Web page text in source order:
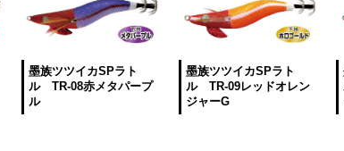
墨族ツツイカSPラト
ル TR-08赤メタパープ
ル
墨族ツツイカSPラト
ル TR-09レッドオレン
ジャーG